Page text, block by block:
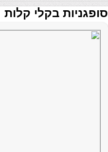
סופגניות בקלי קלות